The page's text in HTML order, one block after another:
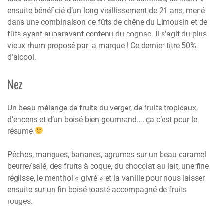
ensuite bénéficié d’un long vieillissement de 21 ans, mené
dans une combinaison de fûts de chêne du Limousin et de
fûts ayant auparavant contenu du cognac. Il s’agit du plus
vieux rhum proposé par la marque ! Ce dernier titre 50%
d’alcool.
Nez
Un beau mélange de fruits du verger, de fruits tropicaux,
d’encens et d’un boisé bien gourmand…. ça c’est pour le
résumé
Pêches, mangues, bananes, agrumes sur un beau caramel
beurre/salé, des fruits à coque, du chocolat au lait, une fine
réglisse, le menthol « givré » et la vanille pour nous laisser
ensuite sur un fin boisé toasté accompagné de fruits
rouges.